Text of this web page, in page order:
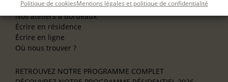
Politique de cookiesMentions légales et politique de confidentialité
Nos ateliers à Lyon
Nos ateliers à Bordeaux
Écrire en résidence
Écrire en ligne
Où nous trouver ?
RETROUVEZ NOTRE PROGRAMME COMPLET